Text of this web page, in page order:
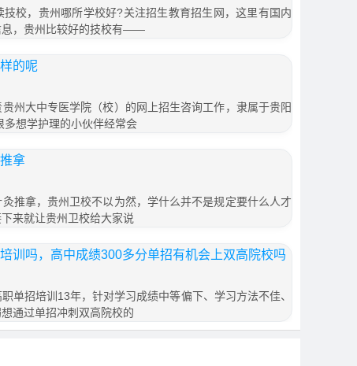
校，贵州哪所学校好?关注招生教育招生网，这里有国内
息，贵州比较好的技校有——
的呢
州大中专医学院（校）的网上招生咨询工作，隶属于贵阳
多想学护理的小伙伴经常会
拿
推拿，贵州卫校不以为然，学什么并不是规定要什么人才
来就让贵州卫校给大家说
训吗，高中成绩300多分单招有机会上双高院校吗
单招培训13年，针对学习成绩中等偏下、学习方法不佳、
通过单招冲刺双高院校的